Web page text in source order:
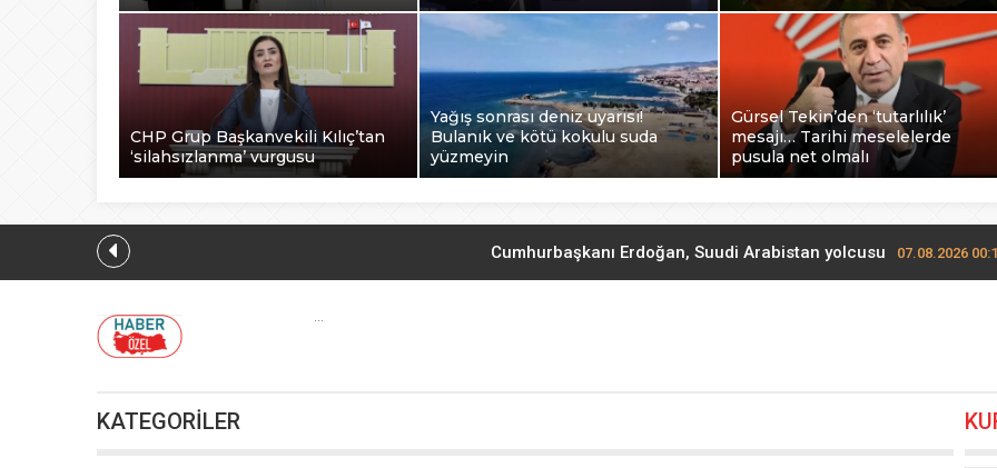
CHP Grup Başkanvekili Kılıç’tan
‘silahsızlanma’ vurgusu
Yağış sonrası deniz uyarısı!
Bulanık ve kötü kokulu suda
yüzmeyin
Gürsel Tekin’den ‘tutarlılık’
mesajı… Tarihi meselelerde
pusula net olmalı
Cumhurbaşkanı Erdoğan, Suudi Arabistan yolcusu 07.08.2026
06.08.2026
...
KATEGORİLER